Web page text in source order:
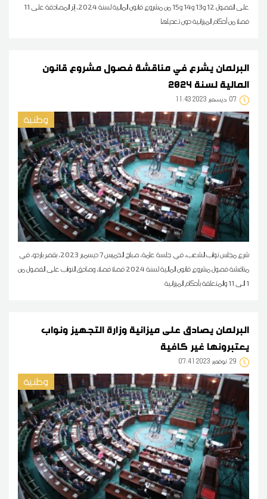
على الفصول 12 و13 و14 و15 من مشروع قانون المالية لسنة 2024، إثر المصادقة على 11
فصلا من أحكام الميزانية دون تعديلها
البرلمان يشرع في مناقشة فصول مشروع قانون
المالية لسنة 2024
07 11:43 2023 ديسمبر
وطنية
شرع مجلس نواب الشعب، في جلسة عامة، صباح الخميس 7 ديسمبر 2023، بقصر باردو، في
مناقشة فصول مشروع قانون المالية لسنة 2024 فصلا فصلا، وصادق النواب على الفصول من
1 الى 11 والمتعلقة بأحكام الميزانية
البرلمان يصادق على ميزانية وزارة التجهيز ونواب
يعتبرونها غير كافية
29 07:41 2023 نوفمبر
وطنية